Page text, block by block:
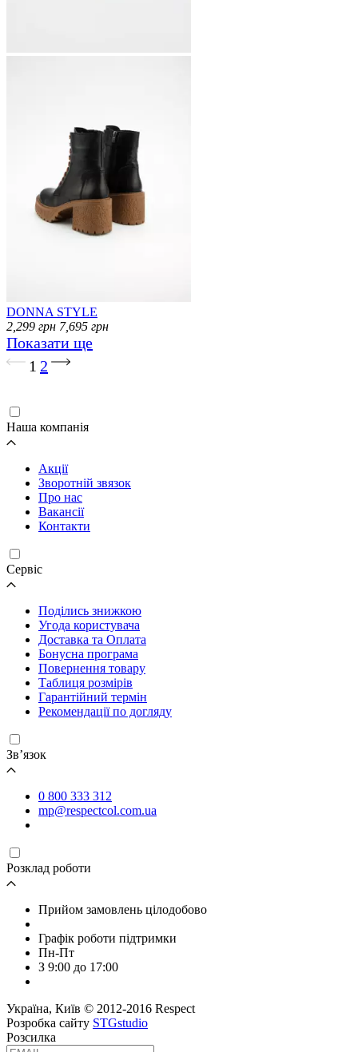
DONNA STYLE
2,299 грн 7,695 грн
Показати ще
1 2
Наша компанія
Акції
Зворотній звязок
Про нас
Вакансії
Контакти
Cервіс
Поділись знижкою
Угода користувача
Доставка та Оплата
Бонусна програма
Повернення товару
Таблиця розмірів
Гарантійний термін
Рекомендації по догляду
Зв’язок
0 800 333 312
mp@respectcol.com.ua
Розклад роботи
Прийом замовлень цілодобово
Графік роботи підтримки
Пн-Пт
З 9:00 до 17:00
Україна, Київ © 2012-2016 Respect
Розробка сайту STGstudio
Розсилка